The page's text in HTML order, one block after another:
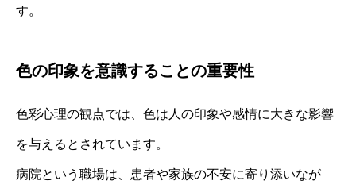
す。
色の印象を意識することの重要性
色彩心理の観点では、色は人の印象や感情に大きな影響
を与えるとされています。
病院という職場は、患者や家族の不安に寄り添いなが